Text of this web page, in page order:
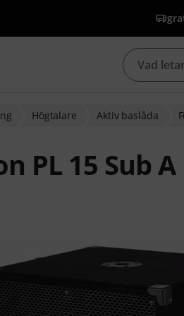
Högtalare Aktiv baslåda
PL 15 Sub A
från 269 kundbetyg